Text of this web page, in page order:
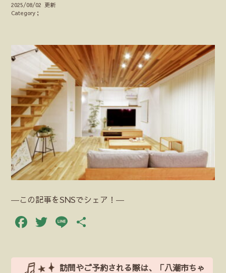
2025/08/02 更新
Category；
―この記事をSNSでシェア！―
Facebook
Twitter
Line
訪問やご予約される際は、「八潮市ちゃ